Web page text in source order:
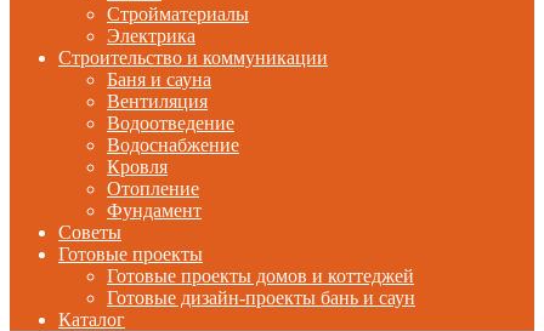
Стройматериалы
Электрика
Строительство и коммуникации
Баня и сауна
Вентиляция
Водоотведение
Водоснабжение
Кровля
Отопление
Фундамент
Советы
Готовые проекты
Готовые проекты домов и коттеджей
Готовые дизайн-проекты бань и саун
Каталог